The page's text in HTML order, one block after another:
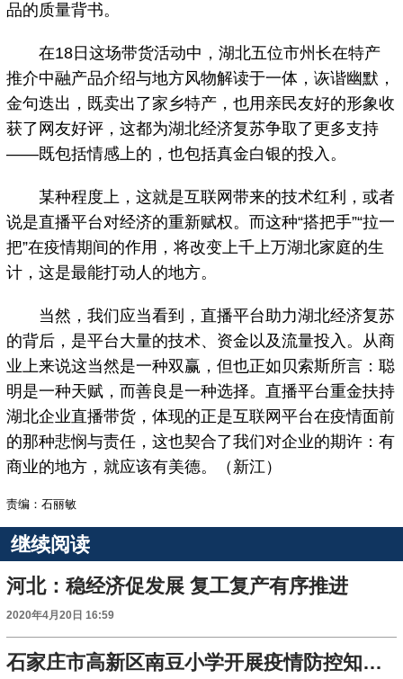
品的质量背书。
在18日这场带货活动中，湖北五位市州长在特产
推介中融产品介绍与地方风物解读于一体，诙谐幽默，
金句迭出，既卖出了家乡特产，也用亲民友好的形象收
获了网友好评，这都为湖北经济复苏争取了更多支持
——既包括情感上的，也包括真金白银的投入。
某种程度上，这就是互联网带来的技术红利，或者
说是直播平台对经济的重新赋权。而这种“搭把手”“拉一
把”在疫情期间的作用，将改变上千上万湖北家庭的生
计，这是最能打动人的地方。
当然，我们应当看到，直播平台助力湖北经济复苏
的背后，是平台大量的技术、资金以及流量投入。从商
业上来说这当然是一种双赢，但也正如贝索斯所言：聪
明是一种天赋，而善良是一种选择。直播平台重金扶持
湖北企业直播带货，体现的正是互联网平台在疫情面前
的那种悲悯与责任，这也契合了我们对企业的期许：有
商业的地方，就应该有美德。（新江）
责编：石丽敏
继续阅读
河北：稳经济促发展 复工复产有序推进
2020年4月20日 16:59
石家庄市高新区南豆小学开展疫情防控知识培训